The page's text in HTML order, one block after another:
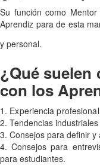
Su función como
Aprendiz para de esta
y personal.
¿Qué
con los
1. Experiencia
2. Tendencias industriales
3. Consejos para definir y
4. Consejos para
para estudiantes.